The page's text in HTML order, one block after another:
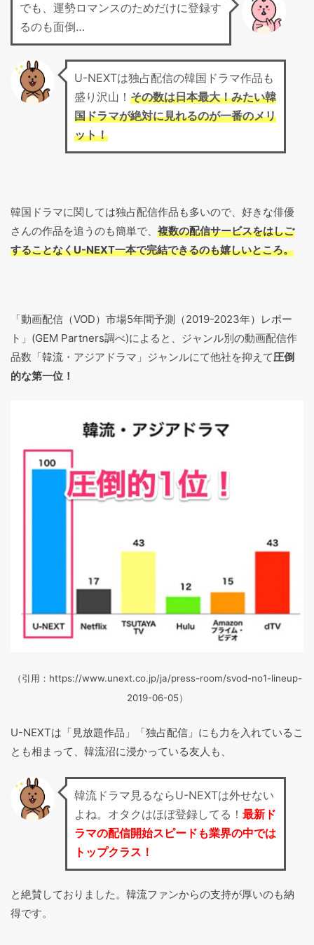
でも、運勢ロマンスのためだけに登録す
るのも面倒…
U-NEXTは独占配信の韓国ドラマ作品も
盛り沢山！ その数は日本最大！みたい韓
国ドラマが絶対に見れるのが一番のメリ
ット！
韓国ドラマに関しては独占配信作品も多いので、好きな俳優
さんの作品を追うのも簡単で、 複数の配信サービスをはしご
することなくU-NEXT一本で完結できるのも嬉しいところ。
「動画配信（VOD）市場5年間予測（2019-2023年）レポー
ト」(GEM Partners調べ)によると、ジャンル別の動画配信作
品数「韓流・アジアドラマ」ジャンルにて他社を抑えて圧倒
的な第一位！
（引用：https://www.unext.co.jp/ja/press-room/svod-no1-lineup-
2019-06-05）
U-NEXTは「見放題作品」「独占配信」にも力を入れているこ
とも相まって、韓流沼に浸かっている友人も、
韓流ドラマ見るならU-NEXTは外せない
よね。オタクはほぼ登録してる！ 最新ド
ラマの配信開始スピードも業界の中では
トップクラス！
と絶賛しておりました。韓流ファンからの支持が厚いのも納
得です。